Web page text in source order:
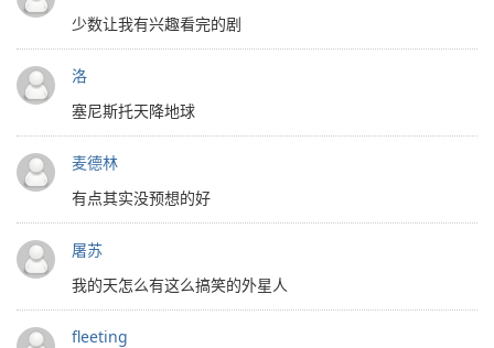
少数让我有兴趣看完的剧
洛
塞尼斯托天降地球
麦德林
有点其实没预想的好
屠苏
我的天怎么有这么搞笑的外星人
fleeting